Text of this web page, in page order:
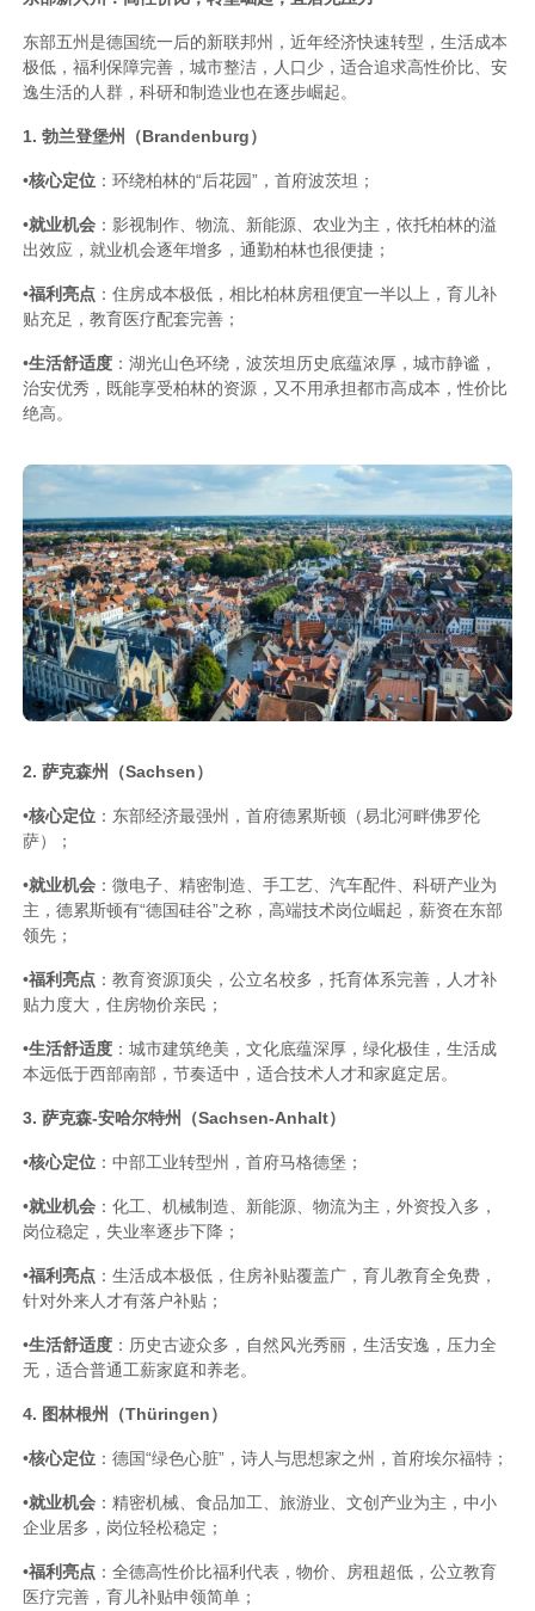
东部五州是德国统一后的新联邦州，近年经济快速转型，生活成本
极低，福利保障完善，城市整洁，人口少，适合追求高性价比、安
逸生活的人群，科研和制造业也在逐步崛起。
1. 勃兰登堡州（Brandenburg）
•核心定位 ：环绕柏林的“后花园”，首府波茨坦；
•就业机会 ：影视制作、物流、新能源、农业为主，依托柏林的溢
出效应，就业机会逐年增多，通勤柏林也很便捷；
•福利亮点 ：住房成本极低，相比柏林房租便宜一半以上，育儿补
贴充足，教育医疗配套完善；
•生活舒适度 ：湖光山色环绕，波茨坦历史底蕴浓厚，城市静谧，
治安优秀，既能享受柏林的资源，又不用承担都市高成本，性价比
绝高。
2. 萨克森州（Sachsen）
•核心定位 ：东部经济最强州，首府德累斯顿（易北河畔佛罗伦
萨）；
•就业机会 ：微电子、精密制造、手工艺、汽车配件、科研产业为
主，德累斯顿有“德国硅谷”之称，高端技术岗位崛起，薪资在东部
领先；
•福利亮点 ：教育资源顶尖，公立名校多，托育体系完善，人才补
贴力度大，住房物价亲民；
•生活舒适度 ：城市建筑绝美，文化底蕴深厚，绿化极佳，生活成
本远低于西部南部，节奏适中，适合技术人才和家庭定居。
3. 萨克森-安哈尔特州（Sachsen-Anhalt）
•核心定位 ：中部工业转型州，首府马格德堡；
•就业机会 ：化工、机械制造、新能源、物流为主，外资投入多，
岗位稳定，失业率逐步下降；
•福利亮点 ：生活成本极低，住房补贴覆盖广，育儿教育全免费，
针对外来人才有落户补贴；
•生活舒适度 ：历史古迹众多，自然风光秀丽，生活安逸，压力全
无，适合普通工薪家庭和养老。
4. 图林根州（Thüringen）
•核心定位 ：德国“绿色心脏”，诗人与思想家之州，首府埃尔福特；
•就业机会 ：精密机械、食品加工、旅游业、文创产业为主，中小
企业居多，岗位轻松稳定；
•福利亮点 ：全德高性价比福利代表，物价、房租超低，公立教育
医疗完善，育儿补贴申领简单；